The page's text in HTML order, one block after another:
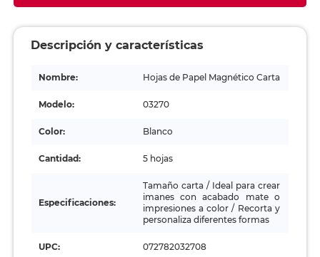
Descripción y características
Nombre: Hojas de Papel Magnético Carta
Modelo: 03270
Color: Blanco
Cantidad: 5 hojas
Especificaciones:
Tamaño carta / Ideal para crear
imanes con acabado mate o
impresiones a color / Recorta y
personaliza diferentes formas
UPC: 072782032708